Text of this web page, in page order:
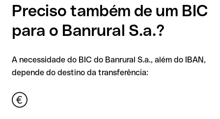
Preciso também de um BIC
para o Banrural S.a.?
A necessidade do BIC do Banrural S.a., além do IBAN,
depende do destino da transferência: